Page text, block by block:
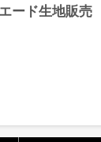
ード生地販売